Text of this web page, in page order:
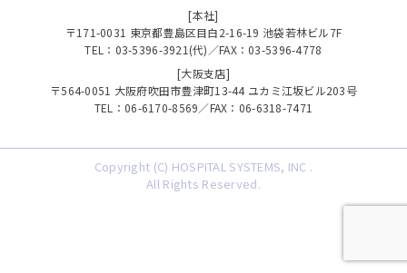
[本社]
〒171-0031 東京都豊島区目白2-16-19 池袋若林ビル7F
TEL：03-5396-3921(代)／FAX：03-5396-4778
[大阪支店]
〒564-0051 大阪府吹田市豊津町13-44 ユカミ江坂ビル203号
TEL：06-6170-8569／FAX：06-6318-7471
Copyright (C) HOSPITAL SYSTEMS, INC .
All Rights Reserved.